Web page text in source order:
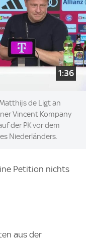
1:36
de Ligt an
Vincent Kompany
der PK vor dem
Niederländers.
Petition nichts
aus der